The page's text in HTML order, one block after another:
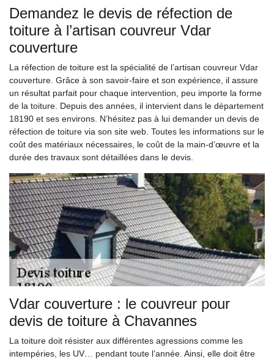
Demandez le devis de réfection de
toiture à l’artisan couvreur Vdar
couverture
La réfection de toiture est la spécialité de l’artisan couvreur Vdar
couverture. Grâce à son savoir-faire et son expérience, il assure
un résultat parfait pour chaque intervention, peu importe la forme
de la toiture. Depuis des années, il intervient dans le département
18190 et ses environs. N’hésitez pas à lui demander un devis de
réfection de toiture via son site web. Toutes les informations sur le
coût des matériaux nécessaires, le coût de la main-d’œuvre et la
durée des travaux sont détaillées dans le devis.
Vdar couverture : le couvreur pour
devis de toiture à Chavannes
La toiture doit résister aux différentes agressions comme les
intempéries, les UV… pendant toute l’année. Ainsi, elle doit être